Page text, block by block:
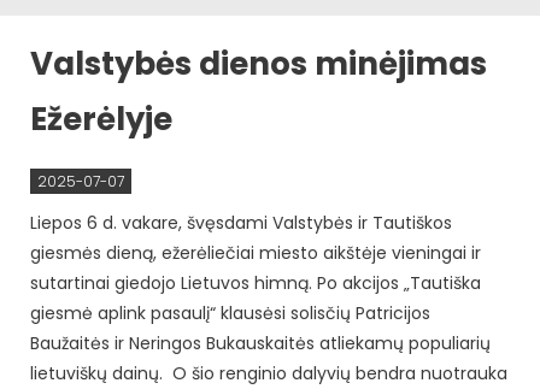
Valstybės dienos minėjimas
Ežerėlyje
2025-07-07
Liepos 6 d. vakare, švęsdami Valstybės ir Tautiškos
giesmės dieną, ežerėliečiai miesto aikštėje vieningai ir
sutartinai giedojo Lietuvos himną. Po akcijos „Tautiška
giesmė aplink pasaulį“ klausėsi solisčių Patricijos
Baužaitės ir Neringos Bukauskaitės atliekamų populiarių
lietuviškų dainų. O šio renginio dalyvių bendra nuotrauka